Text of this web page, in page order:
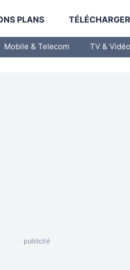
PLANS
Mobile & Telecom TV & Vidéo